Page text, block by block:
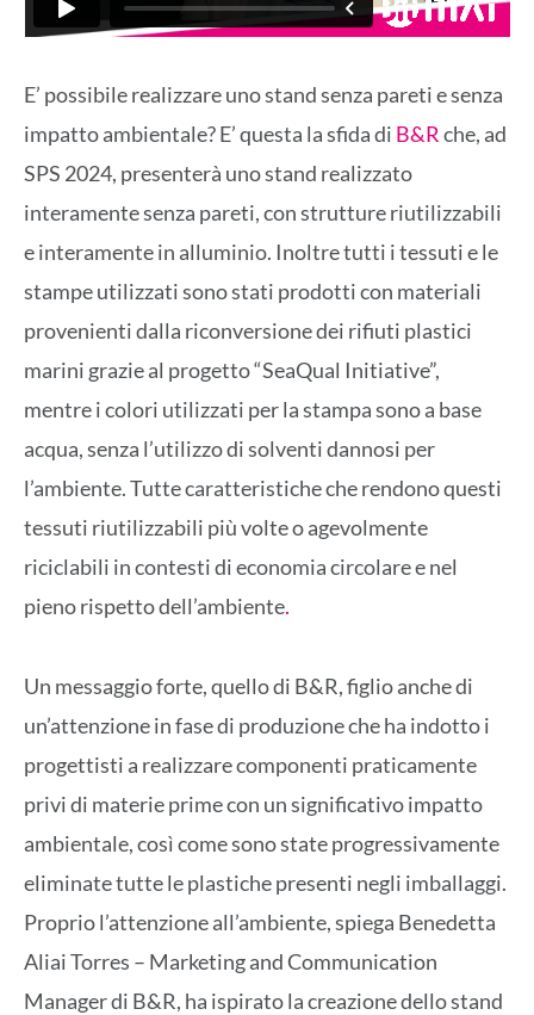
E’ possibile realizzare uno stand senza pareti e senza
impatto ambientale? E’ questa la sfida di B&Rche, ad
SPS 2024, presenterà uno stand realizzato
interamente senza pareti, con strutture riutilizzabili
e interamente in alluminio. Inoltre tutti i tessuti e le
stampe utilizzati sono stati prodotti con materiali
provenienti dalla riconversione dei rifiuti plastici
marini grazie al progetto “SeaQual Initiative”,
mentre i colori utilizzati per la stampa sono a base
acqua, senza l’utilizzo di solventi dannosi per
l’ambiente. Tutte caratteristiche che rendono questi
tessuti riutilizzabili più volte o agevolmente
riciclabili in contesti di economia circolare e nel
pieno rispetto dell’ambiente.
Un messaggio forte, quello di B&R, figlio anche di
un’attenzione in fase di produzione che ha indotto i
progettisti a realizzare componenti praticamente
privi di materie prime con un significativo impatto
ambientale, così come sono state progressivamente
eliminate tutte le plastiche presenti negli imballaggi.
Proprio l’attenzione all’ambiente, spiega Benedetta
Aliai Torres – Marketing and Communication
Manager di B&R, ha ispirato la creazione dello stand